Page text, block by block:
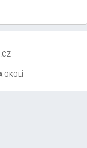
·
OKOLÍ